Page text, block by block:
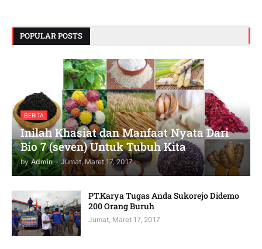
POPULAR POSTS
BERITA
Inilah Khasiat dan Manfaat Nyata Dari
Bio 7 (seven) Untuk Tubuh Kita
by Admin - Jumat, Maret 17, 2017
PT.Karya Tugas Anda Sukorejo Didemo
200 Orang Buruh
Jumat, Maret 17, 2017